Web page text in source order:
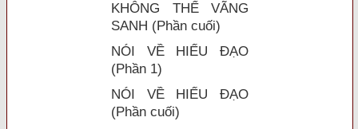
KHÔNG THỂ VÃNG
SANH (Phần cuối)
NÓI VỀ HIẾU ĐẠO
(Phần 1)
NÓI VỀ HIẾU ĐẠO
(Phần cuối)